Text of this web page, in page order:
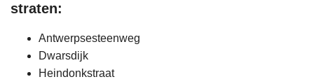
straten:
Antwerpsesteenweg
Dwarsdijk
Heindonkstraat